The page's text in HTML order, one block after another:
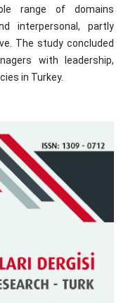
range of domains
interpersonal, partly
The study concluded
with leadership,
in Turkey.